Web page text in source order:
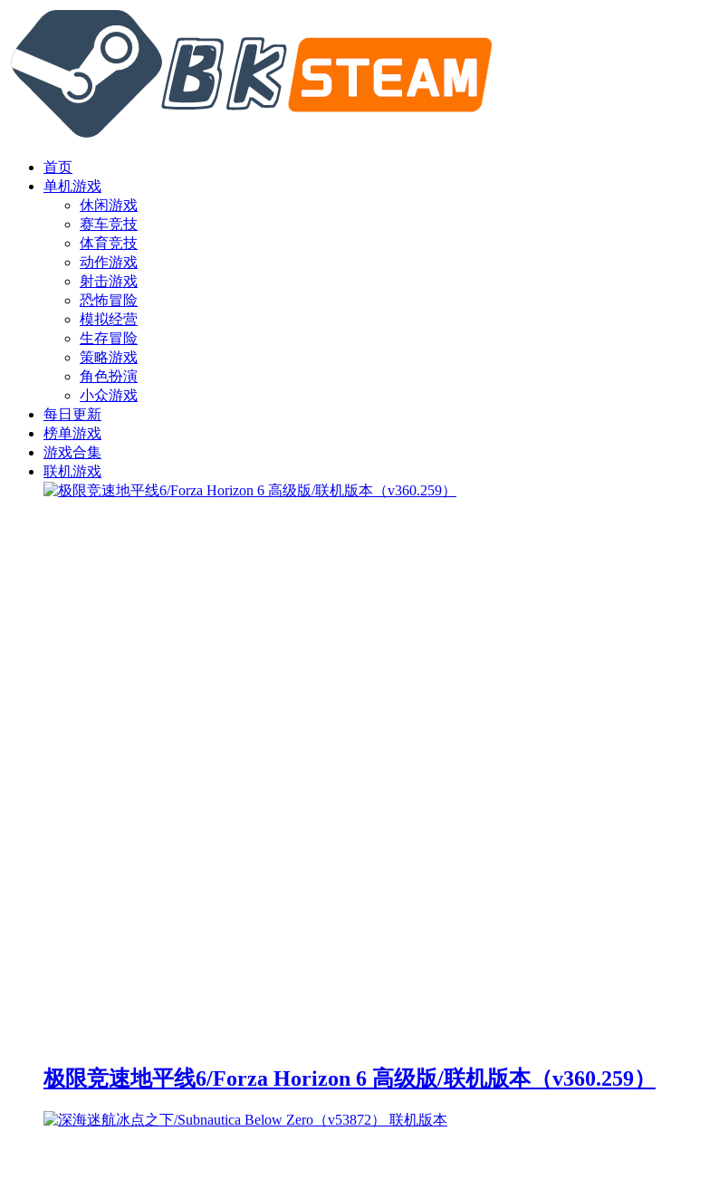
首页
单机游戏
休闲游戏
赛车竞技
体育竞技
动作游戏
射击游戏
恐怖冒险
模拟经营
生存冒险
策略游戏
角色扮演
小众游戏
每日更新
榜单游戏
游戏合集
联机游戏
极限竞速地平线6/Forza Horizon 6 高级版/联机版本（v360.259）